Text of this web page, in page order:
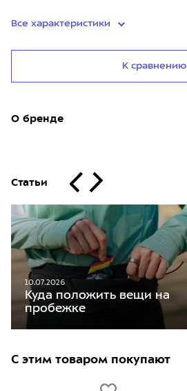
Все характеристики
К сравнению
О бренде
Статьи
10.07.2026
Куда положить вещи на
пробежке
С этим товаром покупают